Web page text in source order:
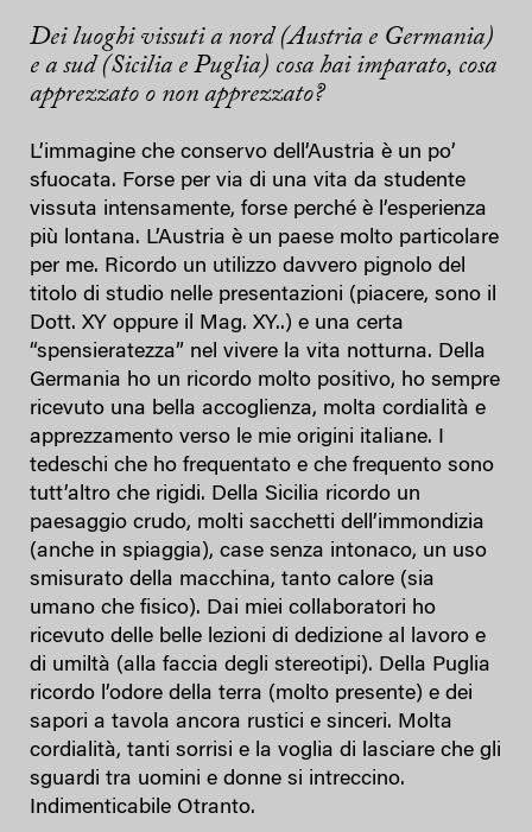
Dei luoghi vissuti a nord (Austria e Germania)
e a sud (Sicilia e Puglia) cosa hai imparato, cosa
apprezzato o non apprezzato?
L’immagine che conservo dell’Austria è un po’
sfuocata. Forse per via di una vita da studente
vissuta intensamente, forse perché è l’esperienza
più lontana. L’Austria è un paese molto particolare
per me. Ricordo un utilizzo davvero pignolo del
titolo di studio nelle presentazioni (piacere, sono il
Dott. XY oppure il Mag. XY..) e una certa
“spensieratezza” nel vivere la vita notturna. Della
Germania ho un ricordo molto positivo, ho sempre
ricevuto una bella accoglienza, molta cordialità e
apprezzamento verso le mie origini italiane. I
tedeschi che ho frequentato e che frequento sono
tutt’altro che rigidi. Della Sicilia ricordo un
paesaggio crudo, molti sacchetti dell’immondizia
(anche in spiaggia), case senza intonaco, un uso
smisurato della macchina, tanto calore (sia
umano che fisico). Dai miei collaboratori ho
ricevuto delle belle lezioni di dedizione al lavoro e
di umiltà (alla faccia degli stereotipi). Della Puglia
ricordo l’odore della terra (molto presente) e dei
sapori a tavola ancora rustici e sinceri. Molta
cordialità, tanti sorrisi e la voglia di lasciare che gli
sguardi tra uomini e donne si intreccino.
Indimenticabile Otranto.